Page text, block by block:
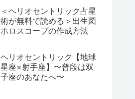
＜ヘリオセントリック占星
術が無料で読める＞出生図
ホロスコープの作成方法
ヘリオセントリック【地球
星座×射手座】〜普段は双
子座のあなたへ〜